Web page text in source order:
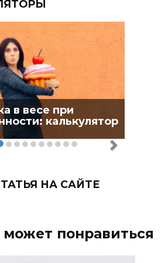
в весе при
калькулятор
НА САЙТЕ